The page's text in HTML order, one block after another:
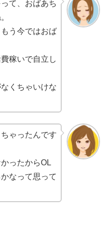
て、おばあち
う今ではおば
稼いで自立し
くちゃいけな
ゃったんです
ったからOL
なって思って